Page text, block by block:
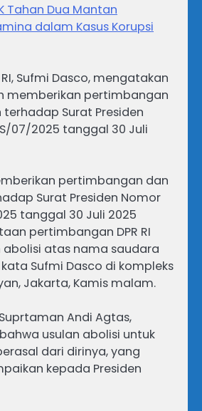
Tahan Dua Mantan
dalam Kasus Korupsi
RI, Sufmi Dasco, mengatakan
memberikan pertimbangan
Surat Presiden
07/2025 tanggal 30 Juli
pertimbangan dan
Surat Presiden Nomor
tanggal 30 Juli 2025
pertimbangan DPR RI
atas nama saudara
Sufmi Dasco di kompleks
Jakarta, Kamis malam.
Andi Agtas,
usulan abolisi untuk
dari dirinya, yang
kepada Presiden